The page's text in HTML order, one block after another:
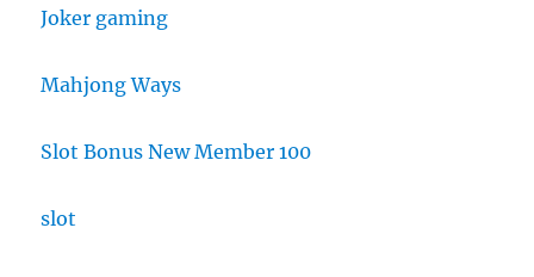
Joker gaming
Mahjong Ways
Slot Bonus New Member 100
slot